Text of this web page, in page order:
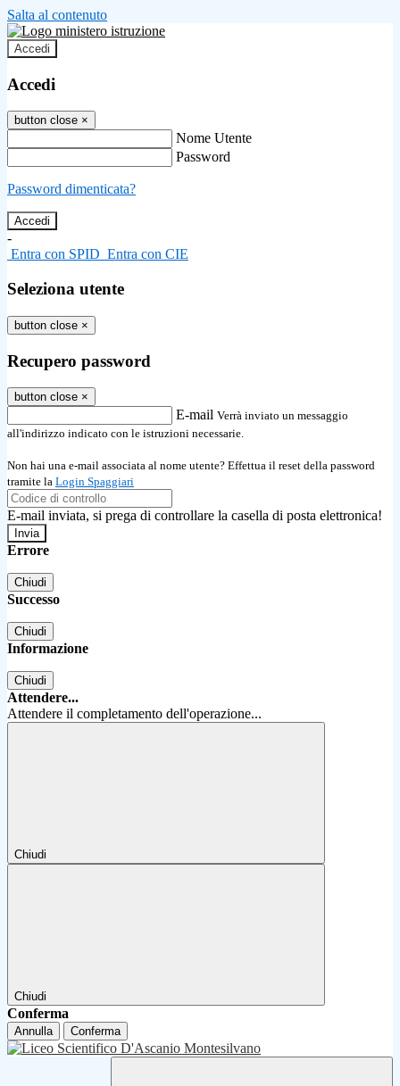
Salta al contenuto
Accedi
Accedi
button close ×
Nome Utente
Password
Password dimenticata?
-
Entra con SPID Entra con CIE
Seleziona utente
button close ×
Recupero password
button close ×
E-mail Verrà inviato un messaggio
all'indirizzo indicato con le istruzioni necessarie.
Non hai una e-mail associata al nome utente? Effettua il reset della password
tramite la Login Spaggiari
E-mail inviata, si prega di controllare la casella di posta elettronica!
Errore
Chiudi
Successo
Chiudi
Informazione
Chiudi
Attendere...
Attendere il completamento dell'operazione...
Chiudi
Chiudi
Conferma
Annulla Conferma